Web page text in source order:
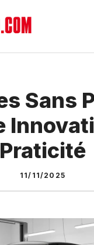
Sans
Praticité
11/11/2025